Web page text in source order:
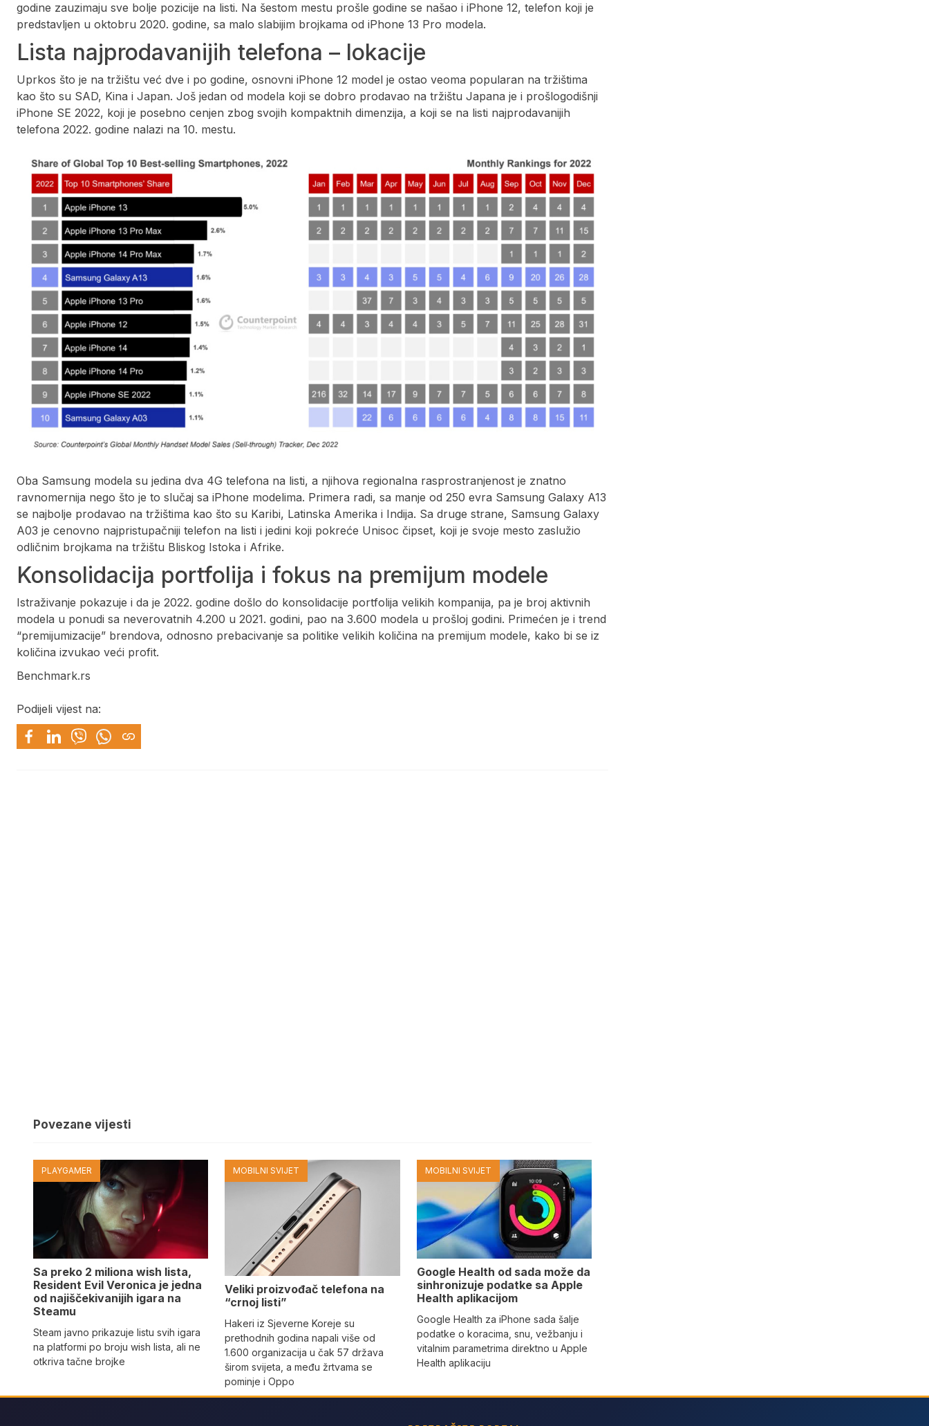
godine zauzimaju sve bolje pozicije na listi. Na šestom mestu prošle godine se našao i iPhone 12, telefon koji je
predstavljen u oktobru 2020. godine, sa malo slabijim brojkama od iPhone 13 Pro modela.
Lista najprodavanijih telefona – lokacije
Uprkos što je na tržištu već dve i po godine, osnovni iPhone 12 model je ostao veoma popularan na tržištima
kao što su SAD, Kina i Japan. Još jedan od modela koji se dobro prodavao na tržištu Japana je i prošlogodišnji
iPhone SE 2022, koji je posebno cenjen zbog svojih kompaktnih dimenzija, a koji se na listi najprodavanijih
telefona 2022. godine nalazi na 10. mestu.
Oba Samsung modela su jedina dva 4G telefona na listi, a njihova regionalna rasprostranjenost je znatno
ravnomernija nego što je to slučaj sa iPhone modelima. Primera radi, sa manje od 250 evra Samsung Galaxy A13
se najbolje prodavao na tržištima kao što su Karibi, Latinska Amerika i Indija. Sa druge strane, Samsung Galaxy
A03 je cenovno najpristupačniji telefon na listi i jedini koji pokreće Unisoc čipset, koji je svoje mesto zaslužio
odličnim brojkama na tržištu Bliskog Istoka i Afrike.
Konsolidacija portfolija i fokus na premijum modele
Istraživanje pokazuje i da je 2022. godine došlo do konsolidacije portfolija velikih kompanija, pa je broj aktivnih
modela u ponudi sa neverovatnih 4.200 u 2021. godini, pao na 3.600 modela u prošloj godini. Primećen je i trend
“premijumizacije” brendova, odnosno prebacivanje sa politike velikih količina na premijum modele, kako bi se iz
količina izvukao veći profit.
Benchmark.rs
Podijeli vijest na:
Povezane vijesti
PLAYGAMER
Sa preko 2 miliona wish lista,
Resident Evil Veronica je jedna
od najiščekivanijih igara na
Steamu
Steam javno prikazuje listu svih igara
na platformi po broju wish lista, ali ne
otkriva tačne brojke
MOBILNI SVIJET
Veliki proizvođač telefona na
“crnoj listi”
Hakeri iz Sjeverne Koreje su
prethodnih godina napali više od
1.600 organizacija u čak 57 država
širom svijeta, a među žrtvama se
pominje i Oppo
MOBILNI SVIJET
Google Health od sada može da
sinhronizuje podatke sa Apple
Health aplikacijom
Google Health za iPhone sada šalje
podatke o koracima, snu, vežbanju i
vitalnim parametrima direktno u Apple
Health aplikaciju